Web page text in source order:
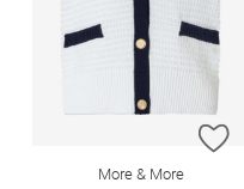
More & More